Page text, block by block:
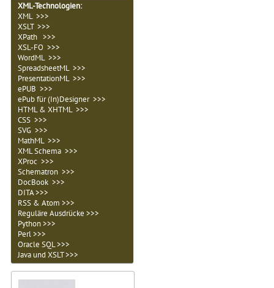
XML-Technologien:
XML >>>
XSLT >>>
XPath >>>
XSL-FO >>>
WordML >>>
SpreadsheetML >>>
PresentationML >>>
ePUB >>>
ePub für (In)Designer >>>
HTML & XHTML >>>
CSS >>>
SVG >>>
MathML >>>
XML Schema >>>
XProc >>>
Schematron >>>
DocBook >>>
DITA >>>
RSS & Atom >>>
Reguläre Ausdrücke >>>
Python >>>
Perl >>>
Oracle SQL >>>
Java und XSLT >>>